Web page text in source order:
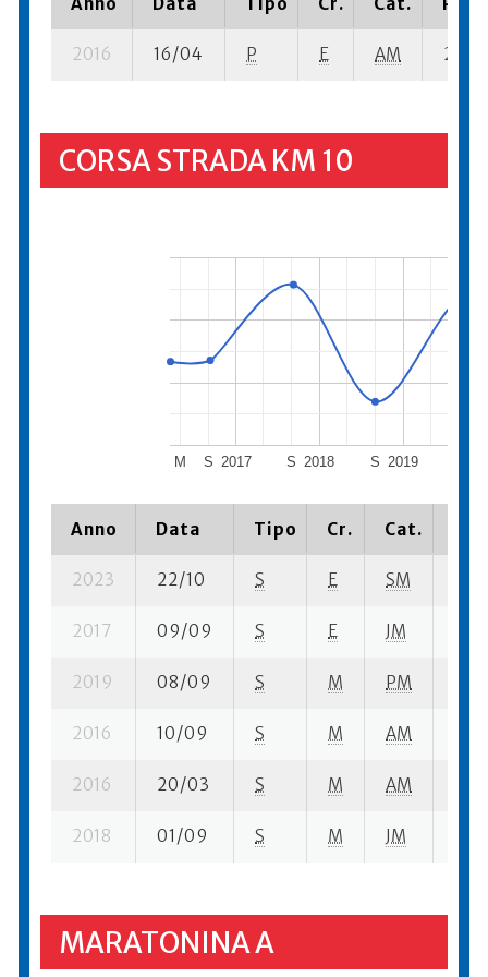
2016 16/04 P E AM 2 su-
CORSA STRADA KM 10
2017 2018 2019
M S S S
Anno Data Tipo Cr. Cat.
2023 22/10 S E SM
2017 09/09 S E JM
2019 08/09 S M PM
2016 10/09 S M AM
2016 20/03 S M AM
2018 01/09 S M JM
MARATONINA A